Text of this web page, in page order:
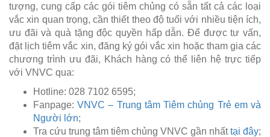
tượng, cung cấp các gói tiêm chủng có sẵn tất cả các loại
vắc xin quan trọng, cần thiết theo độ tuổi với nhiều tiện ích,
ưu đãi và quà tặng độc quyền hấp dẫn. Để được tư vấn,
đặt lịch tiêm vắc xin, đăng ký gói vắc xin hoặc tham gia các
chương trình ưu đãi, Khách hàng có thể liên hệ trực tiếp
với VNVC qua:
Hotline: 028 7102 6595;
Fanpage:VNVC – Trung tâm Tiêm chủng Trẻ em và
Người lớn;
Tra cứu trung tâm tiêm chủng VNVC gần nhấttại đây;